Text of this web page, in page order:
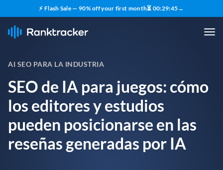
⚡ Flash Sale — 90% off your first month⏳ 00:29:44→
AI SEO PARA LA INDUSTRIA
SEO de IA para juegos: cómo
los editores y estudios
pueden posicionarse en las
reseñas generadas por IA